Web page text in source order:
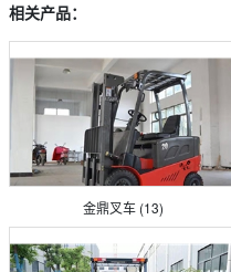
相关产品：
金鼎叉车 (13)